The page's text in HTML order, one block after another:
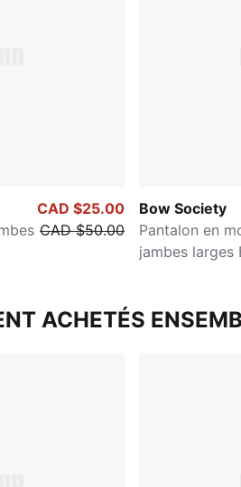
CAD $25.00
CAD $50.00
Bow Society
Pantalon en
jambes larges
ACHETÉS